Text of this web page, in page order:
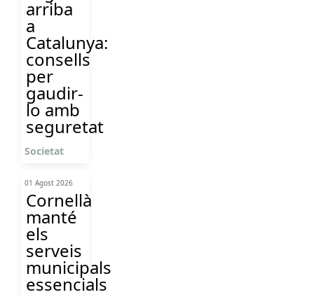
arriba
a
Catalunya:
consells
per
gaudir-
lo amb
seguretat
Societat
01 Agost 2026
Cornellà
manté
els
serveis
municipals
essencials